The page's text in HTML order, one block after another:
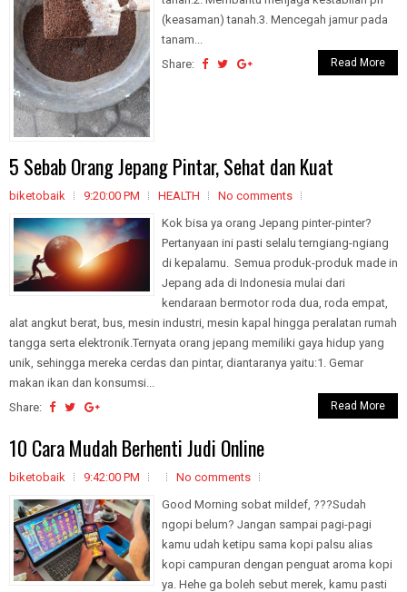
(keasaman) tanah.3. Mencegah jamur pada
tanam...
Share:
Read More
5 Sebab Orang Jepang Pintar, Sehat dan Kuat
biketobaik 9:20:00 PM HEALTH
No comments
Kok bisa ya orang Jepang pinter-pinter?
Pertanyaan ini pasti selalu terngiang-ngiang
di kepalamu. Semua produk-produk made in
Jepang ada di Indonesia mulai dari
kendaraan bermotor roda dua, roda empat,
alat angkut berat, bus, mesin industri, mesin kapal hingga peralatan rumah
tangga serta elektronik.Ternyata orang jepang memiliki gaya hidup yang
unik, sehingga mereka cerdas dan pintar, diantaranya yaitu:1. Gemar
makan ikan dan konsumsi...
Share:
Read More
10 Cara Mudah Berhenti Judi Online
biketobaik 9:42:00 PM
No comments
Good Morning sobat mildef, ???Sudah
ngopi belum? Jangan sampai pagi-pagi
kamu udah ketipu sama kopi palsu alias
kopi campuran dengan penguat aroma kopi
ya. Hehe ga boleh sebut merek, kamu pasti